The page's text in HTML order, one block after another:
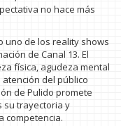
no hace más
uno de los reality shows
de Canal 13. El
física, agudeza mental
del público
de Pulido promete
su trayectoria y
competencia.